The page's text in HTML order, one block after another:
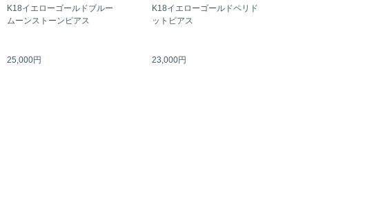
K18イエローゴールドブルー
ムーンストーンピアス
25,000円
K18イエローゴールドペリド
ットピアス
23,000円